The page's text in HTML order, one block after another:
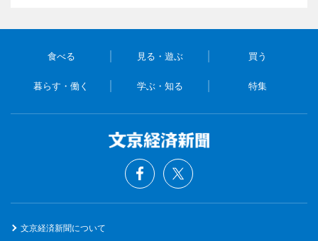
食べる 見る・遊ぶ 買う
暮らす・働く 学ぶ・知る 特集
文京経済新聞について